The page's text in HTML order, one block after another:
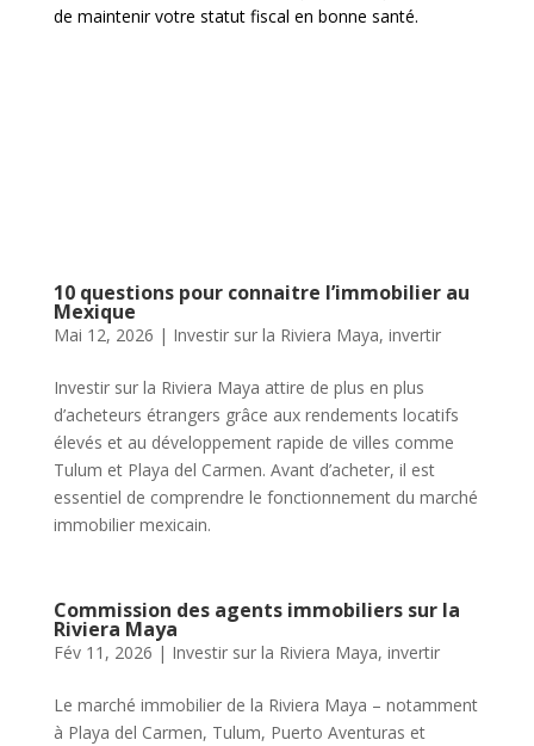
de maintenir votre statut fiscal en bonne santé.
10 questions pour connaitre l’immobilier au
Mexique
Mai 12, 2026 | Investir sur la Riviera Maya, invertir
Investir sur la Riviera Maya attire de plus en plus
d’acheteurs étrangers grâce aux rendements locatifs
élevés et au développement rapide de villes comme
Tulum et Playa del Carmen. Avant d’acheter, il est
essentiel de comprendre le fonctionnement du marché
immobilier mexicain.
Commission des agents immobiliers sur la
Riviera Maya
Fév 11, 2026 | Investir sur la Riviera Maya, invertir
Le marché immobilier de la Riviera Maya – notamment
à Playa del Carmen, Tulum, Puerto Aventuras et